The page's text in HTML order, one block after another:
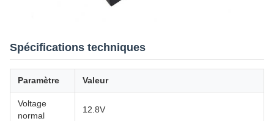
Spécifications techniques
Paramètre Valeur
Voltage
normal
12.8V